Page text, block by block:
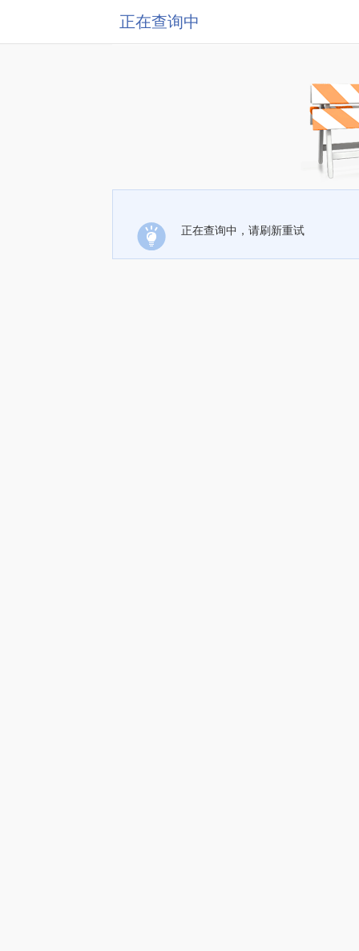
正在查询中
正在查询中，请刷新重试